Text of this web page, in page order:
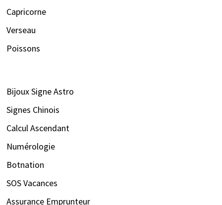
Capricorne
Verseau
Poissons
Bijoux Signe Astro
Signes Chinois
Calcul Ascendant
Numérologie
Botnation
SOS Vacances
Assurance Emprunteur